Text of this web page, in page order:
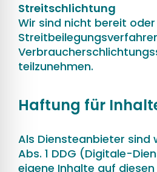
Streitschlichtung
Wir sind nicht bereit
teilzunehmen.
Haftung für
Als Diensteanbieter sind
Abs. 1 DDG (Digitale-
eigene Inhalte auf